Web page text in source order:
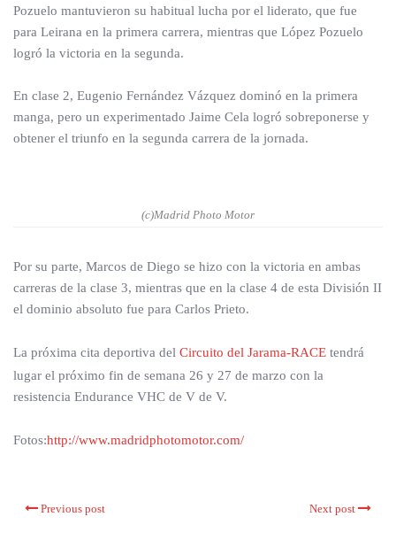
Pozuelo mantuvieron su habitual lucha por el liderato, que fue
para Leirana en la primera carrera, mientras que López Pozuelo
logró la victoria en la segunda.
En clase 2, Eugenio Fernández Vázquez dominó en la primera
manga, pero un experimentado Jaime Cela logró sobreponerse y
obtener el triunfo en la segunda carrera de la jornada.
(c)Madrid Photo Motor
Por su parte, Marcos de Diego se hizo con la victoria en ambas
carreras de la clase 3, mientras que en la clase 4 de esta División II
el dominio absoluto fue para Carlos Prieto.
La próxima cita deportiva del Circuito del Jarama-RACE tendrá
lugar el próximo fin de semana 26 y 27 de marzo con la
resistencia Endurance VHC de V de V.
Fotos:http://www.madridphotomotor.com/
Previous post Next post